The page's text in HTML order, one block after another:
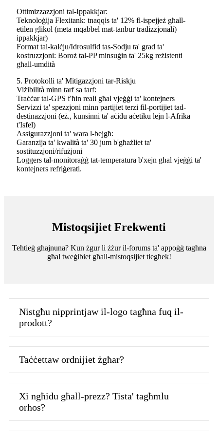
Ottimizzazzjoni tal-Ippakkjar:
Teknoloġija Flexitank: tnaqqis ta' 12% fl-ispejjeż għall-
etilen glikol (meta mqabbel mat-tanbur tradizzjonali)
ippakkjar)
Format tal-kalċju/Idrosulfid tas-Sodju ta' grad ta'
kostruzzjoni: Boroż tal-PP minsuġin ta' 25kg reżistenti
għall-umdità
5. Protokolli ta' Mitigazzjoni tar-Riskju
Viżibilità minn tarf sa tarf:
Traċċar tal-GPS f'ħin reali għal vjeġġi ta' kontejners
Servizzi ta' spezzjoni minn partijiet terzi fil-portijiet tad-
destinazzjoni (eż., kunsinni ta' aċidu aċetiku lejn l-Afrika
t'Isfel)
Assigurazzjoni ta' wara l-bejgħ:
Garanzija ta' kwalità ta' 30 jum b'għażliet ta'
sostituzzjoni/rifużjoni
Loggers tal-monitoraġġ tat-temperatura b'xejn għal vjeġġi ta'
kontejners refriġerati.
Mistoqsijiet Frekwenti
Teħtieġ għajnuna? Kun żgur li żżur il-forums ta' appoġġ tagħna
għal tweġibiet għall-mistoqsijiet tiegħek!
Nistgħu nipprintjaw il-logo tagħna fuq il-
prodott?
Taċċettaw ordnijiet żgħar?
Xi ngħidu għall-prezz? Tista' tagħmlu
orħos?